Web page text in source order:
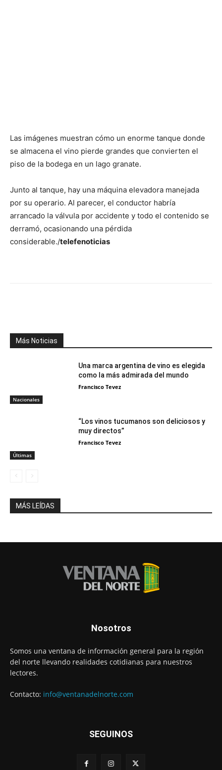
Las imágenes muestran cómo un enorme tanque donde
se almacena el vino pierde grandes que convierten el
piso de la bodega en un lago granate.
Junto al tanque, hay una máquina elevadora manejada
por su operario. Al parecer, el conductor habría
arrancado la válvula por accidente y todo el contenido se
derramó, ocasionando una pérdida
considerable./telefenoticias
Más Noticias
Nacionales
Una marca argentina de vino es elegida
como la más admirada del mundo
Francisco Tevez
Últimas
“Los vinos tucumanos son deliciosos y
muy directos”
Francisco Tevez
MÁS LEÍDAS
Nosotros
Somos una ventana de información general para la región
del norte llevando realidades cotidianas para nuestros
lectores.
Contacto: info@ventanadelnorte.com
SEGUINOS